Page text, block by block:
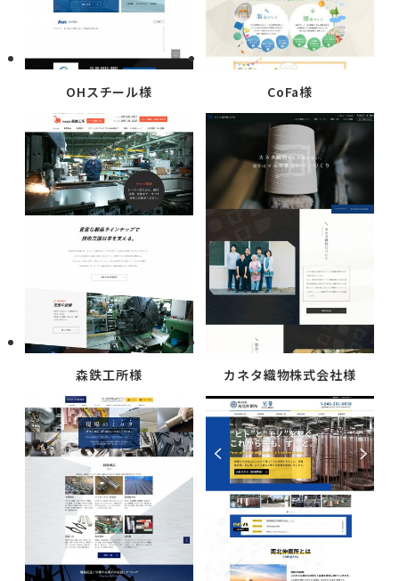
OHスチール様 CoFa様
森鉄工所様 カネタ織物株式会社様